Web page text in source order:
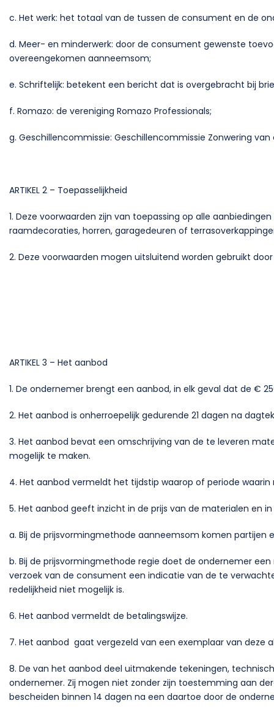
c. Het werk: het totaal van de tussen de consument en de
d. Meer- en minderwerk: door de consument gewenste
overeengekomen aanneemsom;
e. Schriftelijk: betekent een bericht dat is overgebracht bij
f. Romazo: de vereniging Romazo Professionals;
g. Geschillencommissie: Geschillencommissie Zonwering
ARTIKEL 2 – Toepasselijkheid
1. Deze voorwaarden zijn van toepassing op alle
raamdecoraties, horren, garagedeuren of
2. Deze voorwaarden mogen uitsluitend worden gebruikt
ARTIKEL 3 – Het aanbod
1. De ondernemer brengt een aanbod, in elk geval dat de €
2. Het aanbod is onherroepelijk gedurende 21 dagen na
3. Het aanbod bevat een omschrijving van de te leveren
mogelijk te maken.
4. Het aanbod vermeldt het tijdstip waarop of periode
5. Het aanbod geeft inzicht in de prijs van de materialen en
a. Bij de prijsvormingmethode aanneemsom komen partijen
b. Bij de prijsvormingmethode regie doet de ondernemer
verzoek van de consument een indicatie van de te
redelijkheid niet mogelijk is.
6. Het aanbod vermeldt de betalingswijze.
7. Het aanbod gaat vergezeld van een exemplaar van deze
8. De van het aanbod deel uitmakende tekeningen,
ondernemer. Zij mogen niet zonder zijn toestemming aan
bescheiden binnen 14 dagen na een daartoe door de